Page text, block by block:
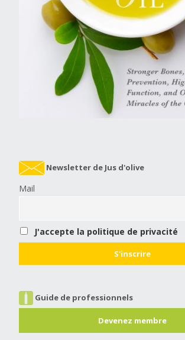
Newsletter de Jus d'olive
Mail
J'accepte la politique de privacité
Guide de professionnels
Devenez membre